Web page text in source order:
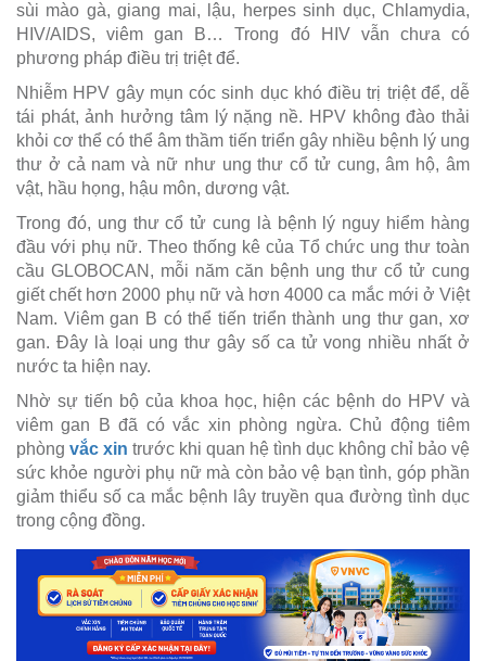
sùi mào gà, giang mai, lậu, herpes sinh dục, Chlamydia,
HIV/AIDS, viêm gan B… Trong đó HIV vẫn chưa có
phương pháp điều trị triệt để.
Nhiễm HPV gây mụn cóc sinh dục khó điều trị triệt để, dễ
tái phát, ảnh hưởng tâm lý nặng nề. HPV không đào thải
khỏi cơ thể có thể âm thầm tiến triển gây nhiều bệnh lý ung
thư ở cả nam và nữ như ung thư cổ tử cung, âm hộ, âm
vật, hầu họng, hậu môn, dương vật.
Trong đó, ung thư cổ tử cung là bệnh lý nguy hiểm hàng
đầu với phụ nữ. Theo thống kê của Tổ chức ung thư toàn
cầu GLOBOCAN, mỗi năm căn bệnh ung thư cổ tử cung
giết chết hơn 2000 phụ nữ và hơn 4000 ca mắc mới ở Việt
Nam. Viêm gan B có thể tiến triển thành ung thư gan, xơ
gan. Đây là loại ung thư gây số ca tử vong nhiều nhất ở
nước ta hiện nay.
Nhờ sự tiến bộ của khoa học, hiện các bệnh do HPV và
viêm gan B đã có vắc xin phòng ngừa. Chủ động tiêm
phòng vắc xin trước khi quan hệ tình dục không chỉ bảo vệ
sức khỏe người phụ nữ mà còn bảo vệ bạn tình, góp phần
giảm thiểu số ca mắc bệnh lây truyền qua đường tình dục
trong cộng đồng.